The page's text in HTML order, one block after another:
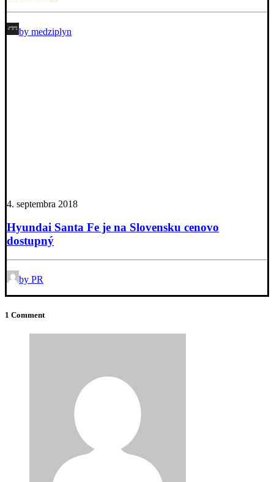
by medziplyn
4. septembra 2018
Hyundai Santa Fe je na Slovensku cenovo
dostupný
by PR
1 Comment